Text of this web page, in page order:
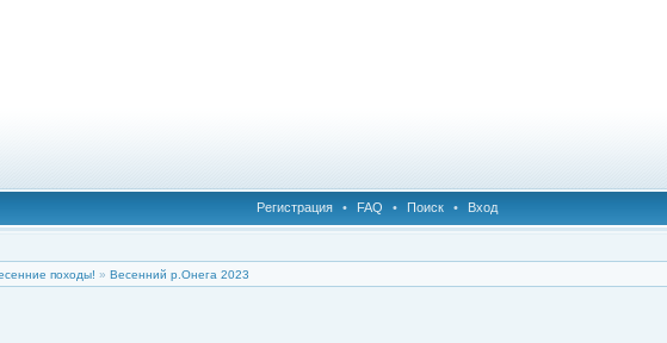
Регистрация • FAQ • Поиск • Вход
походы! » Весенний р.Онега 2023